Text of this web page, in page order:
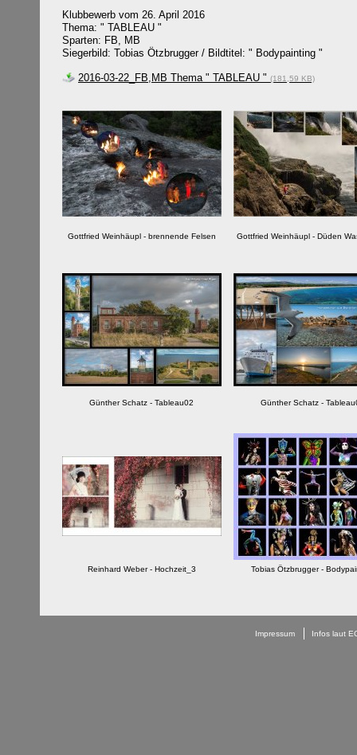
Klubbewerb vom 26. April 2016
Thema: " TABLEAU "
Sparten: FB, MB
Siegerbild: Tobias Ötzbrugger / Bildtitel: " Bodypainting "
2016-03-22_FB,MB Thema " TABLEAU " (181,59 KB)
Gottfried Weinhäupl - brennende Felsen Gottfried Weinhäupl - Düden
Günther Schatz - Tableau02 Günther Schatz -
Reinhard Weber - Hochzeit_3 Tobias Ötzbrugger -
Impressum Infos laut